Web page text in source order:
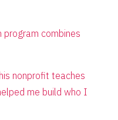
program combines
nonprofit teaches
me build who I